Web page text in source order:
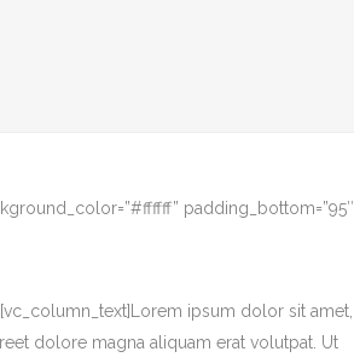
padding_bottom=”95″
ipsum dolor sit amet,
dolore magna aliquam erat volutpat. Ut